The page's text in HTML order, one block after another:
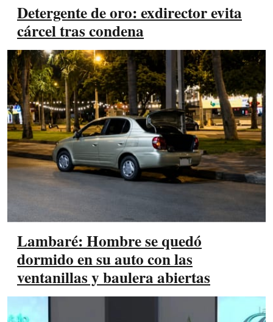
Detergente de oro: exdirector evita
cárcel tras condena
Lambaré: Hombre se quedó
dormido en su auto con las
ventanillas y baulera abiertas